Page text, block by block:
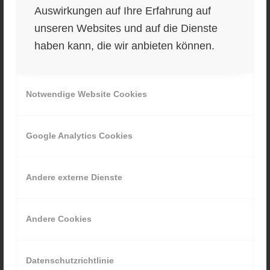
Auswirkungen auf Ihre Erfahrung auf
unseren Websites und auf die Dienste
haben kann, die wir anbieten können.
Notwendige Website Cookies
Google Analytics Cookies
Andere externe Dienste
Andere Cookies
Datenschutzrichtlinie
Luschnouar Bühne